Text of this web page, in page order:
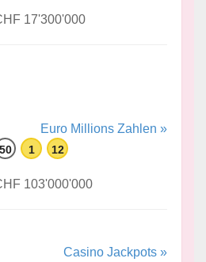
17'300'000
Euro Millions Zahlen »
50 1 12
103'000'000
Casino Jackpots »